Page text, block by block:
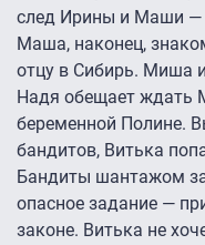
след Ирины и Маши —
Маша, наконец,
отцу в Сибирь. Миша
Надя обещает ждать
беременной Полине.
бандитов, Витька
Бандиты шантажом
опасное задание —
законе. Витька не